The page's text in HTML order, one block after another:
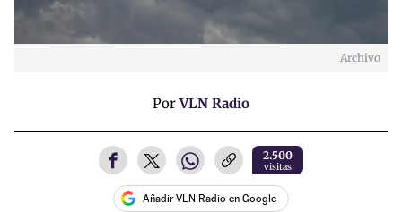
Archivo
PorVLN Radio
2.500
visitas
Añadir VLN Radio en Google